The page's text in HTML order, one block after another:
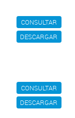
CONSULTAR
DESCARGAR
CONSULTAR
DESCARGAR